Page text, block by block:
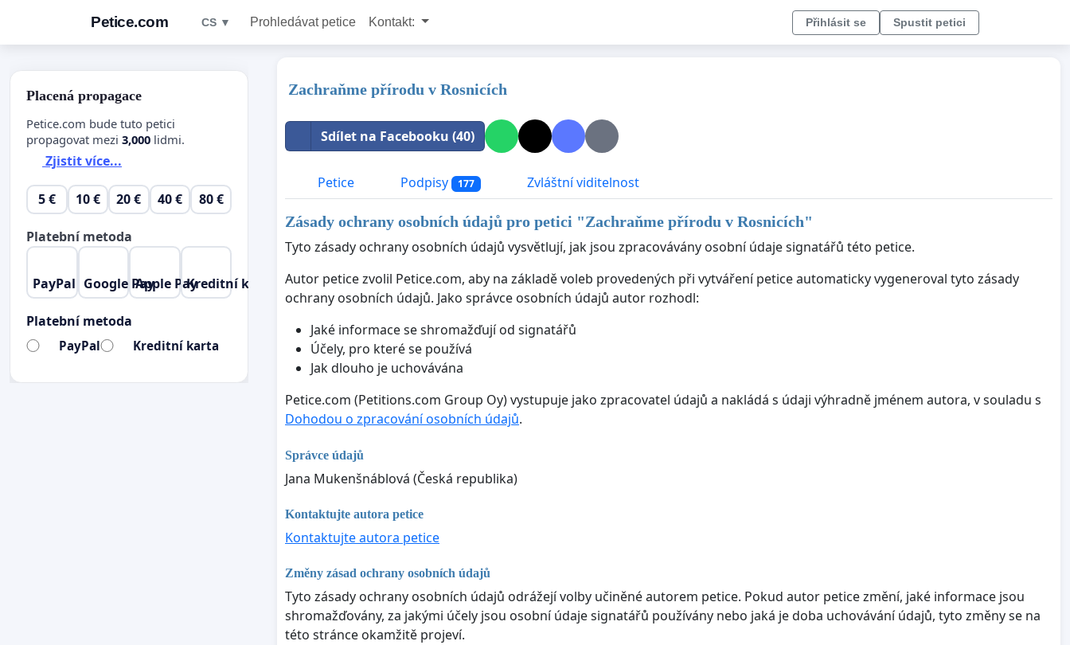
Petice.com CS ▼ Prohledávat petice Kontakt: Přihlásit se Spustit petici
Zachraňme přírodu v Rosnicích
Sdílet na Facebooku (40)
Petice Podpisy 177 Zvláštní viditelnost
Zásady ochrany osobních údajů pro petici "Zachraňme přírodu v Rosnicích"
Tyto zásady ochrany osobních údajů vysvětlují, jak jsou zpracovávány osobní údaje signatářů této petice.
Autor petice zvolil Petice.com, aby na základě voleb provedených při vytváření petice automaticky vygeneroval tyto zásady
ochrany osobních údajů. Jako správce osobních údajů autor rozhodl:
Jaké informace se shromažďují od signatářů
Účely, pro které se používá
Jak dlouho je uchovávána
Petice.com (Petitions.com Group Oy) vystupuje jako zpracovatel údajů a nakládá s údaji výhradně jménem autora, v souladu s
Dohodou o zpracování osobních údajů.
Správce údajů
Jana Mukenšnáblová (Česká republika)
Kontaktujte autora petice
Kontaktujte autora petice
Změny zásad ochrany osobních údajů
Tyto zásady ochrany osobních údajů odrážejí volby učiněné autorem petice. Pokud autor petice změní, jaké informace jsou
shromažďovány, za jakými účely jsou osobní údaje signatářů používány nebo jaká je doba uchovávání údajů, tyto změny se na
této stránce okamžitě projeví.
Placená propagace
Petice.com bude tuto petici
propagovat mezi 3,000 lidmi.
Zjistit více...
5 € 10 € 20 € 40 € 80 €
Platební metoda
PayPal Google PayApple PayKreditní karta
Platební metoda
PayPal Kreditní karta